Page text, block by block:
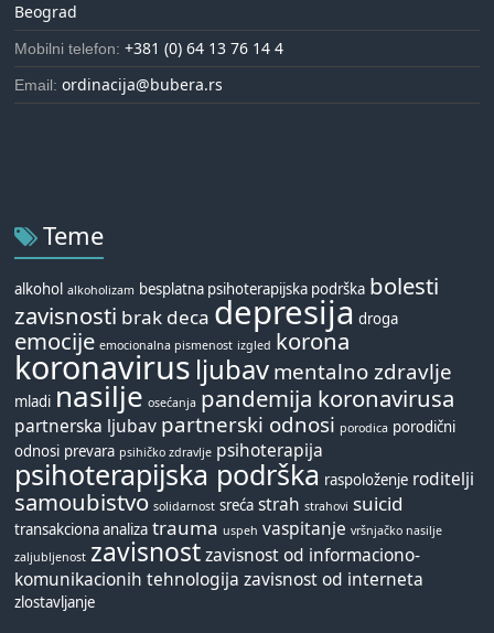
Beograd
Mobilni telefon:+381 (0) 64 13 76 14 4
Email:ordinacija@bubera.rs
Teme
alkohol alkoholizam besplatna psihoterapijska podrška bolesti
zavisnosti brak deca depresija droga
emocije emocionalna pismenost izgled korona
koronavirus ljubav mentalno zdravlje
mladi nasilje osećanja pandemija koronavirusa
partnerska ljubav partnerski odnosi porodica porodični
odnosi prevara psihičko zdravlje psihoterapija
psihoterapijska podrška raspoloženje roditelji
samoubistvo solidarnost sreća strah strahovi suicid
transakciona analiza trauma uspeh vaspitanje vršnjačko nasilje
zaljubljenost zavisnost zavisnost od informaciono-
komunikacionih tehnologija zavisnost od interneta
zlostavljanje